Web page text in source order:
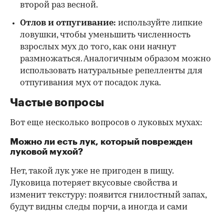
второй раз весной.
Отлов и отпугивание: используйте липкие
ловушки, чтобы уменьшить численность
взрослых мух до того, как они начнут
размножаться. Аналогичным образом можно
использовать натуральные репелленты для
отпугивания мух от посадок лука.
Частые вопросы
Вот еще несколько вопросов о луковых мухах:
Можно ли есть лук, который поврежден
луковой мухой?
Нет, такой лук уже не пригоден в пищу.
Луковица потеряет вкусовые свойства и
изменит текстуру: появится гнилостный запах,
будут видны следы порчи, а иногда и сами